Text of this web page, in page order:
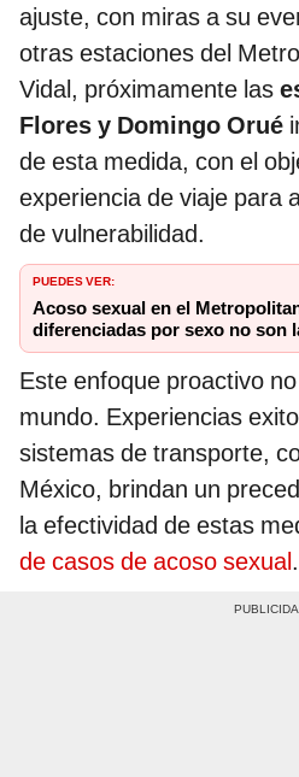
ajuste, con miras a su
otras estaciones del
Vidal, próximamente las
Flores y Domingo Orué
de esta medida, con el
experiencia de viaje para
de vulnerabilidad.
PUEDES VER:
Acoso sexual en el
diferenciadas por sexo no son
Este enfoque proactivo
mundo. Experiencias
sistemas de transporte,
México, brindan un
la efectividad de estas
de casos de acoso sexual.